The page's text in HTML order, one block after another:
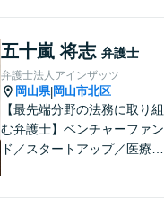
い！
五十嵐 将志 弁護士
弁護士法人アインザッツ
岡山県|岡山市北区
【最先端分野の法務に取り組
む弁護士】ベンチャーファン
ド／スタートアップ／医療介